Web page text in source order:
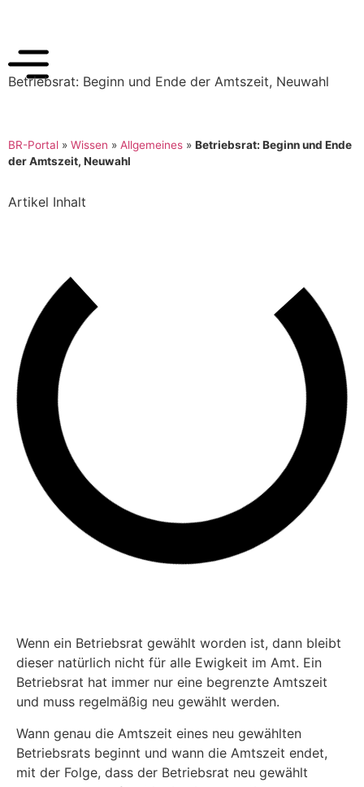
Betriebsrat: Beginn und Ende der Amtszeit, Neuwahl
BR-Portal » Wissen » Allgemeines » Betriebsrat: Beginn und Ende
der Amtszeit, Neuwahl
Artikel Inhalt
Wenn ein Betriebsrat gewählt worden ist, dann bleibt
dieser natürlich nicht für alle Ewigkeit im Amt. Ein
Betriebsrat hat immer nur eine begrenzte Amtszeit
und muss regelmäßig neu gewählt werden.
Wann genau die Amtszeit eines neu gewählten
Betriebsrats beginnt und wann die Amtszeit endet,
mit der Folge, dass der Betriebsrat neu gewählt